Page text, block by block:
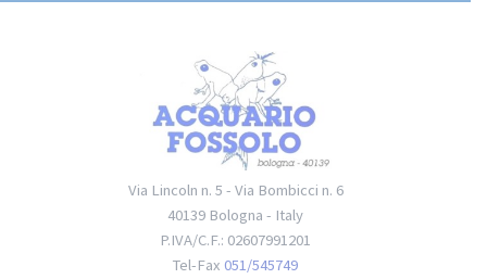
Via Lincoln n. 5 - Via Bombicci n. 6
40139 Bologna - Italy
P.IVA/C.F.: 02607991201
Tel-Fax 051/545749